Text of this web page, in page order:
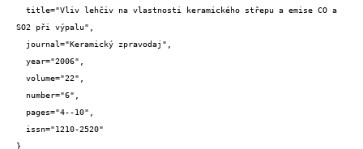
SO2 při výpalu",
}